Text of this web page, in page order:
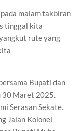
malam takbiran
tinggal kita
rute yang
Bupati dan
30 Maret 2025.
Serasan Sekate.
Jalan Kolonel